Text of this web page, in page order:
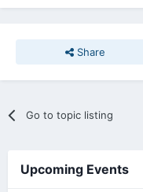
Share
Go to topic listing
Upcoming Events